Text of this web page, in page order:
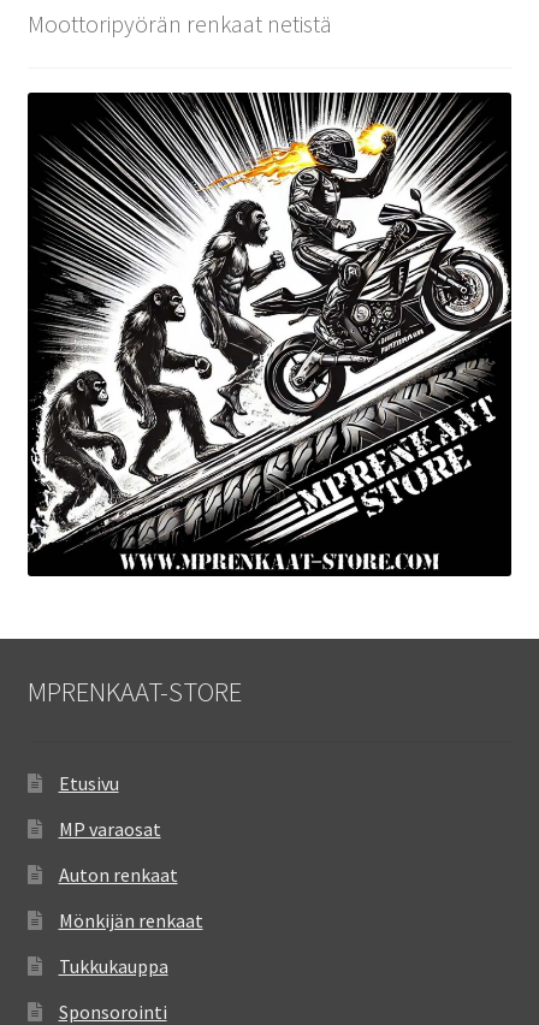
Moottoripyörän renkaat netistä
MPRENKAAT-STORE
Etusivu
MP varaosat
Auton renkaat
Mönkijän renkaat
Tukkukauppa
Sponsorointi